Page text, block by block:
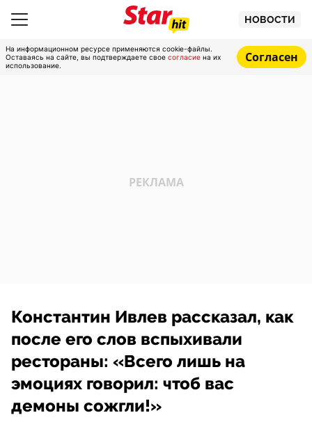
НОВОСТИ
На информационном ресурсе применяются cookie-файлы.
Оставаясь на сайте, вы подтверждаете свое согласие на их
использование.
Согласен
Константин Ивлев рассказал, как
после его слов вспыхивали
рестораны: «Всего лишь на
эмоциях говорил: чтоб вас
демоны сожгли!»